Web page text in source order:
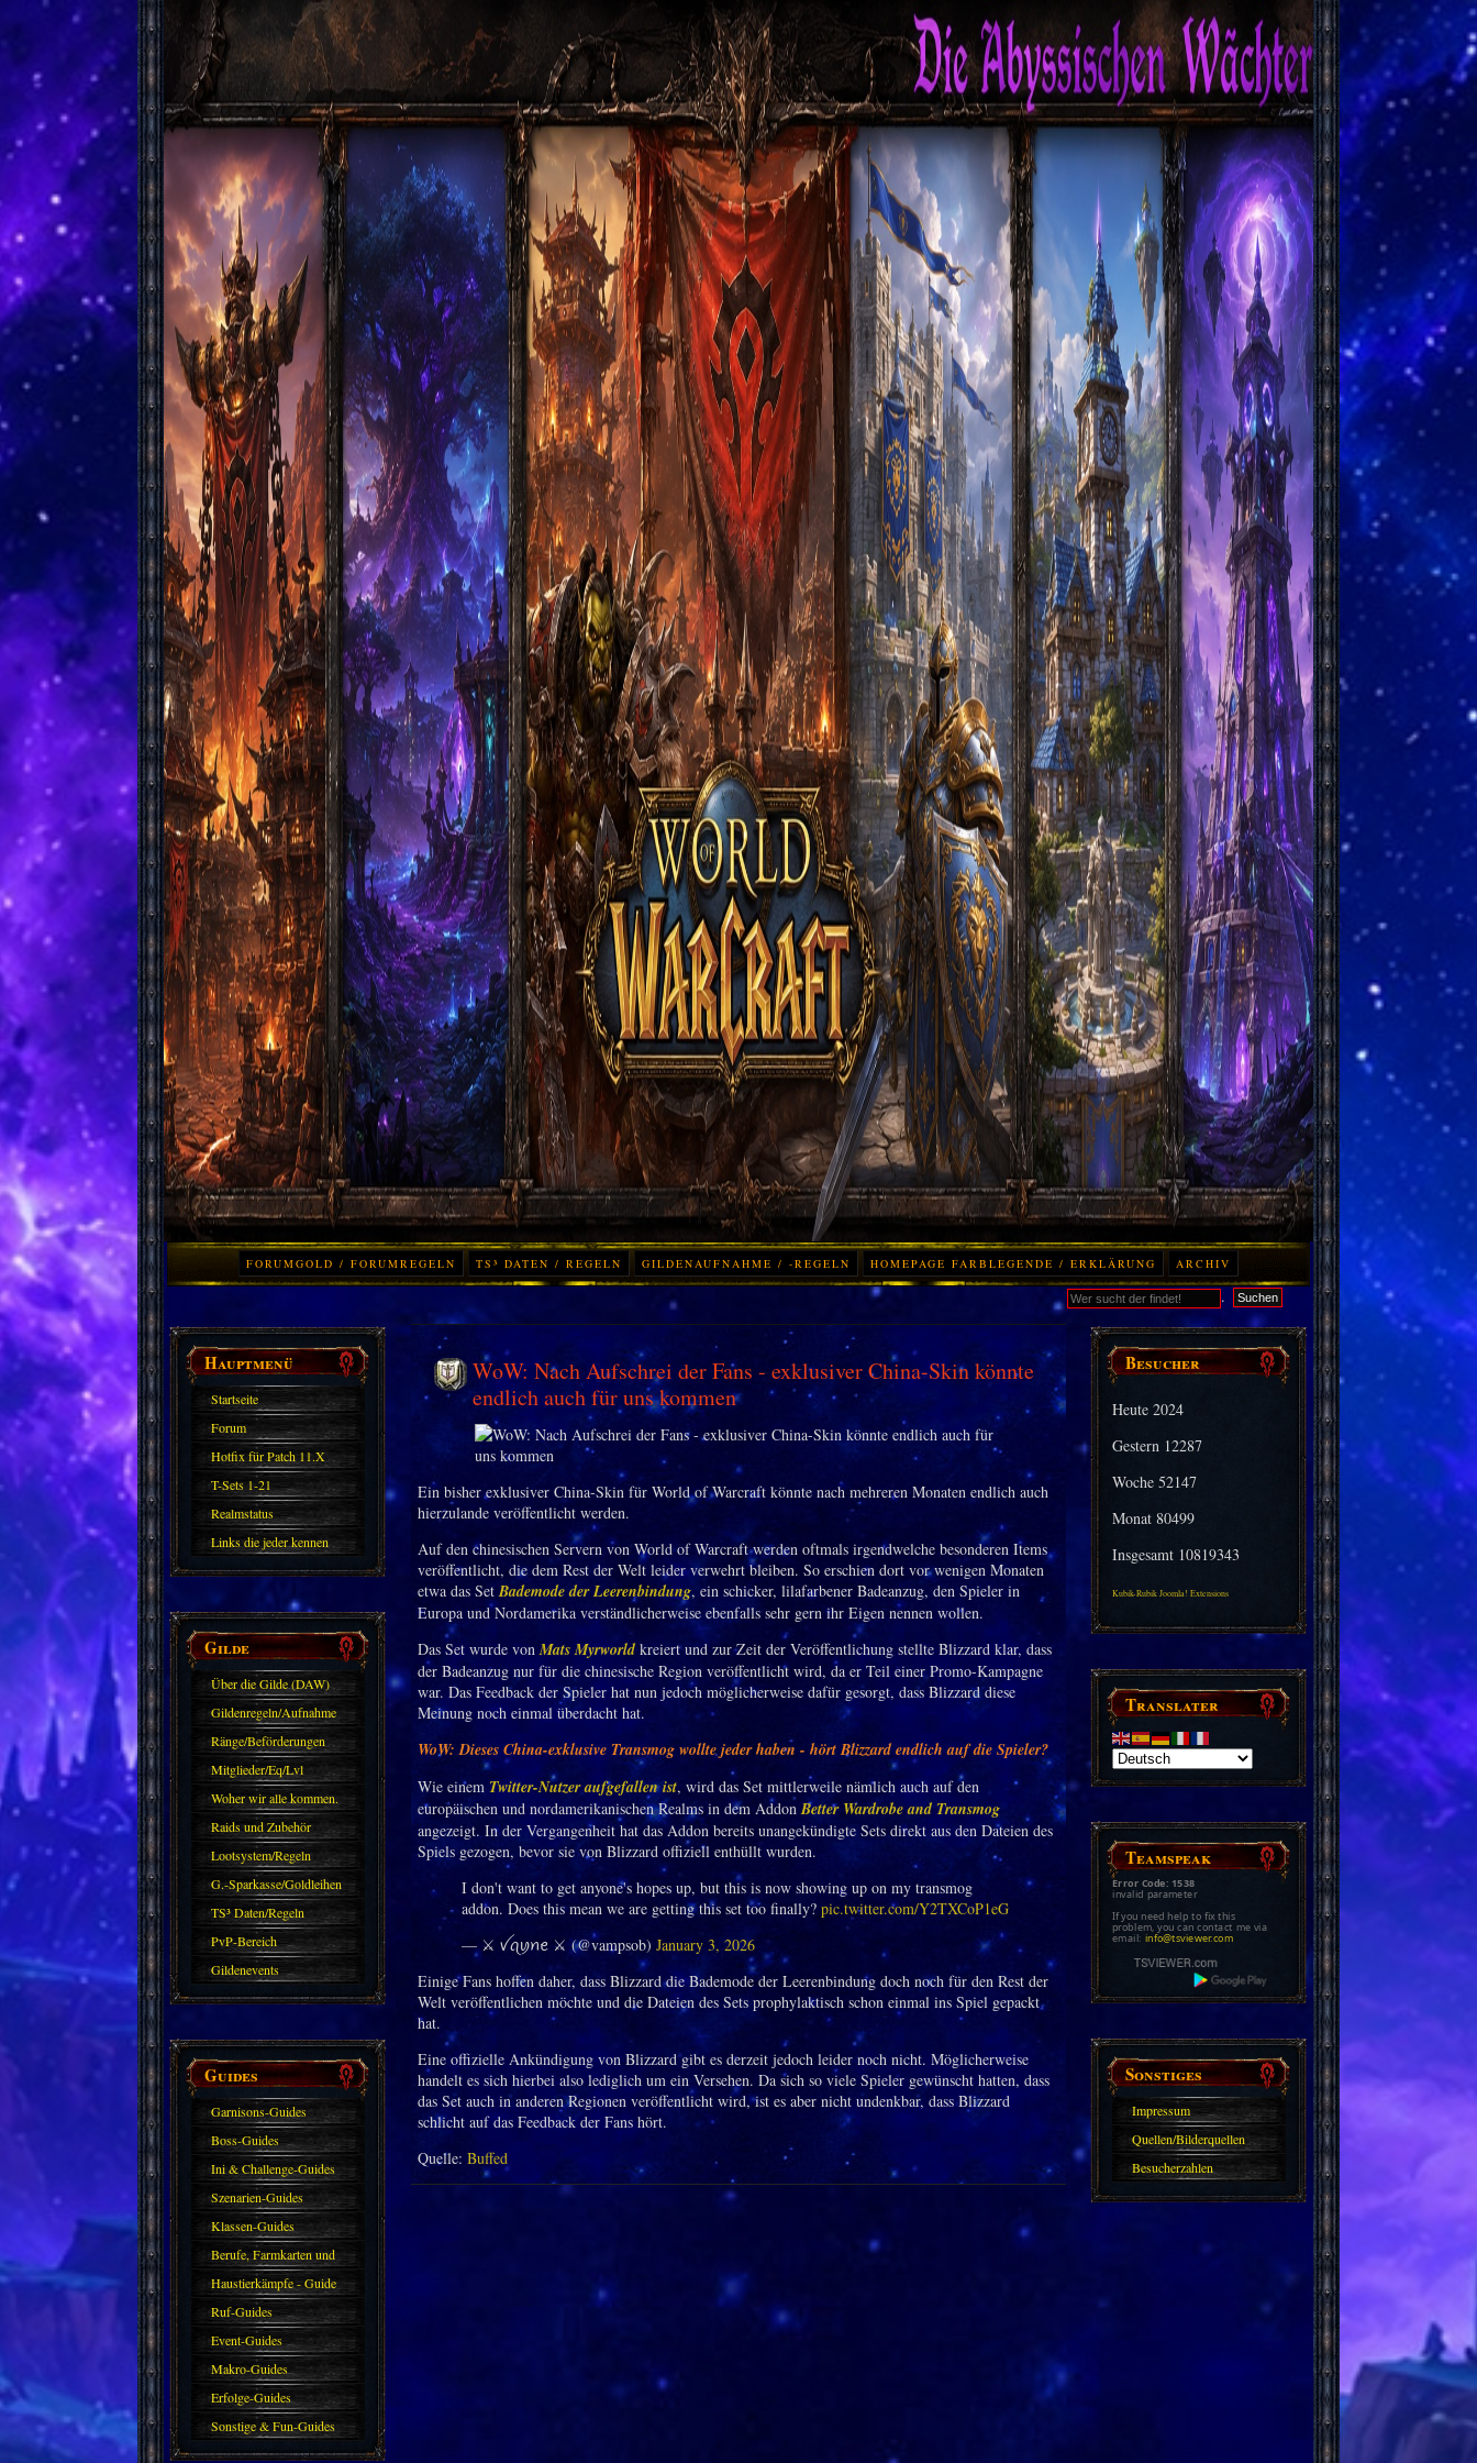
FORUMGOLD / FORUMREGELN TS³ DATEN / REGELN GILDENAUFNAHME / -REGELN HOMEPAGE FARBLEGENDE / ERKLÄRUNG ARCHIV
. Suchen
Hauptmenü
Startseite
Forum
Hotfix für Patch 11.X
T-Sets 1-21
Realmstatus
Links die jeder kennen
sollte?! Oder nicht?
Gilde
Über die Gilde (DAW)
Gildenregeln/Aufnahme
Ränge/Beförderungen
Mitglieder/Eq/Lvl
Woher wir alle kommen.
Raids und Zubehör
Lootsystem/Regeln
G.-Sparkasse/Goldleihen
TS³ Daten/Regeln
PvP-Bereich
Gildenevents
Guides
Garnisons-Guides
Boss-Guides
Ini & Challenge-Guides
Szenarien-Guides
Klassen-Guides
Berufe, Farmkarten und
Haustiere
Haustierkämpfe - Guide
Ruf-Guides
Event-Guides
Makro-Guides
Erfolge-Guides
Sonstige & Fun-Guides
Besucher
Heute2024
Gestern 12287
Woche52147
Monat80499
Insgesamt 10819343
Kubik-Rubik Joomla! Extensions
Translater
Teamspeak
Error Code: 1538
invalid parameter
If you need help to fix this
problem, you can contact me via
email: info@tsviewer.com
Sonstiges
Impressum
Quellen/Bilderquellen
Besucherzahlen
WoW: Nach Aufschrei der Fans - exklusiver China-Skin könnte
endlich auch für uns kommen
Ein bisher exklusiver China-Skin für World of Warcraft könnte nach mehreren Monaten endlich auch
hierzulande veröffentlicht werden.
Auf den chinesischen Servern von World of Warcraft werden oftmals irgendwelche besonderen Items
veröffentlicht, die dem Rest der Welt leider verwehrt bleiben. So erschien dort vor wenigen Monaten
etwa das SetBademode der Leerenbindung, ein schicker, lilafarbener Badeanzug, den Spieler in
Europa und Nordamerika verständlicherweise ebenfalls sehr gern ihr Eigen nennen wollen.
Das Set wurde vonMats Myrworldkreiert und zur Zeit der Veröffentlichung stellte Blizzard klar, dass
der Badeanzug nur für die chinesische Region veröffentlicht wird, da er Teil einer Promo-Kampagne
war. Das Feedback der Spieler hat nun jedoch möglicherweise dafür gesorgt, dass Blizzard diese
Meinung noch einmal überdacht hat.
WoW: Dieses China-exklusive Transmog wollte jeder haben - hört Blizzard endlich auf die Spieler?
Wie einem Twitter-Nutzer aufgefallen ist, wird das Set mittlerweile nämlich auch auf den
europäischen und nordamerikanischen Realms in dem AddonBetter Wardrobe and Transmog
angezeigt. In der Vergangenheit hat das Addon bereits unangekündigte Sets direkt aus den Dateien des
Spiels gezogen, bevor sie von Blizzard offiziell enthüllt wurden.
I don't want to get anyone's hopes up, but this is now showing up on my transmog
addon. Does this mean we are getting this set too finally? pic.twitter.com/Y2TXCoP1eG
— ⚔️ ꪜꪖꪗꪀꫀ ⚔️ (@vampsob) January 3, 2026
Einige Fans hoffen daher, dass Blizzard die Bademode der Leerenbindung doch noch für den Rest der
Welt veröffentlichen möchte und die Dateien des Sets prophylaktisch schon einmal ins Spiel gepackt
hat.
Eine offizielle Ankündigung von Blizzard gibt es derzeit jedoch leider noch nicht. Möglicherweise
handelt es sich hierbei also lediglich um ein Versehen. Da sich so viele Spieler gewünscht hatten, dass
das Set auch in anderen Regionen veröffentlicht wird, ist es aber nicht undenkbar, dass Blizzard
schlicht auf das Feedback der Fans hört.
Quelle: Buffed